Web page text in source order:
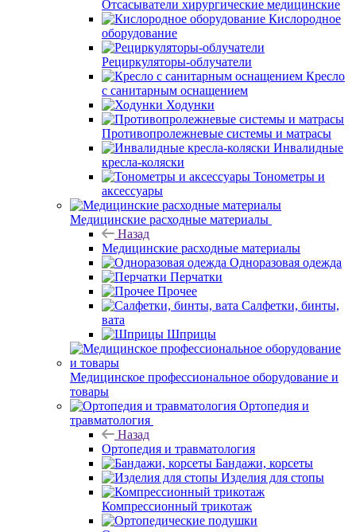
Отсасыватели хирургические медицинские
Кислородное
оборудование
Рециркуляторы-облучатели
Кресло
с санитарным оснащением
Ходунки
Противопролежневые системы и матрасы
Инвалидные
кресла-коляски
Тонометры и
аксессуары
Медицинские расходные материалы
Назад
Медицинские расходные материалы
Одноразовая одежда
Перчатки
Прочее
Салфетки, бинты,
вата
Шприцы
Медицинское профессиональное оборудование и
товары
Ортопедия и
травматология
Назад
Ортопедия и травматология
Бандажи, корсеты
Изделия для стопы
Компрессионный трикотаж